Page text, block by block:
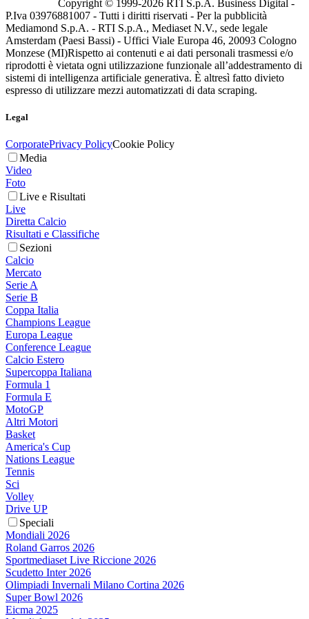
Copyright © 1999-2026 RTI S.p.A. Business Digital -
P.Iva 03976881007 - Tutti i diritti riservati - Per la pubblicità
Mediamond S.p.A. - RTI S.p.A., Mediaset N.V., sede legale
Amsterdam (Paesi Bassi) - Uffici Viale Europa 46, 20093 Cologno
Monzese (MI)Rispetto ai contenuti e ai dati personali trasmessi e/o
riprodotti è vietata ogni utilizzazione funzionale all’addestramento di
sistemi di intelligenza artificiale generativa. È altresì fatto divieto
espresso di utilizzare mezzi automatizzati di data scraping.
Legal
CorporatePrivacy PolicyCookie Policy
Media
Video
Foto
Live e Risultati
Live
Diretta Calcio
Risultati e Classifiche
Sezioni
Calcio
Mercato
Serie A
Serie B
Coppa Italia
Champions League
Europa League
Conference League
Calcio Estero
Supercoppa Italiana
Formula 1
Formula E
MotoGP
Altri Motori
Basket
America's Cup
Nations League
Tennis
Sci
Volley
Drive UP
Speciali
Mondiali 2026
Roland Garros 2026
Sportmediaset Live Riccione 2026
Scudetto Inter 2026
Olimpiadi Invernali Milano Cortina 2026
Super Bowl 2026
Eicma 2025